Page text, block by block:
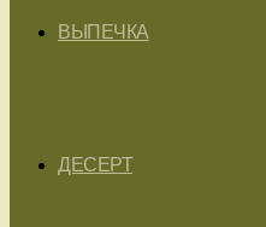
ВЫПЕЧКА
ДЕСЕРТ